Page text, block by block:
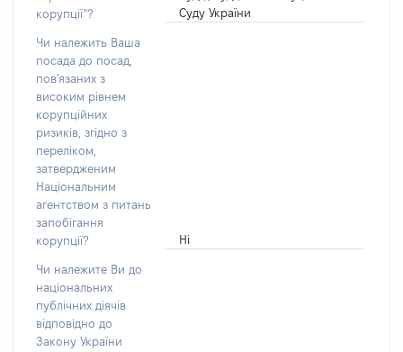
корупції”?
Суду України
Чи належить Ваша
посада до посад,
пов'язаних з
високим рівнем
корупційних
ризиків, згідно з
переліком,
затвердженим
Національним
агентством з питань
запобігання
корупції?
Ні
Чи належите Ви до
національних
публічних діячів
відповідно до
Закону України